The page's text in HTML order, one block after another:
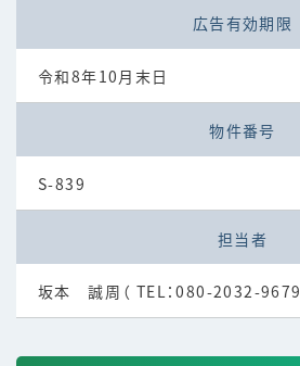
広告有効期限
令和8年10月末日
物件番号
S-839
担当者
坂本 誠周（ TEL：080-2032-9679